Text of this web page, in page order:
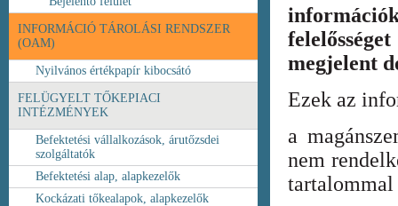
INFORMÁCIÓ TÁROLÁSI RENDSZER
(OAM)
Nyilvános értékpapír kibocsátó
FELÜGYELT TŐKEPIACI
INTÉZMÉNYEK
Befektetési vállalkozások, árutőzsdei
szolgáltatók
Befektetési alap, alapkezelők
Kockázati tőkealapok, alapkezelők
megjelent
Ezek az
a
nem